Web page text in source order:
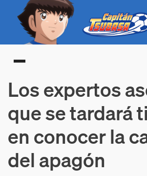
Main menu
Los expertos
que se tardará
en conocer la
del apagón